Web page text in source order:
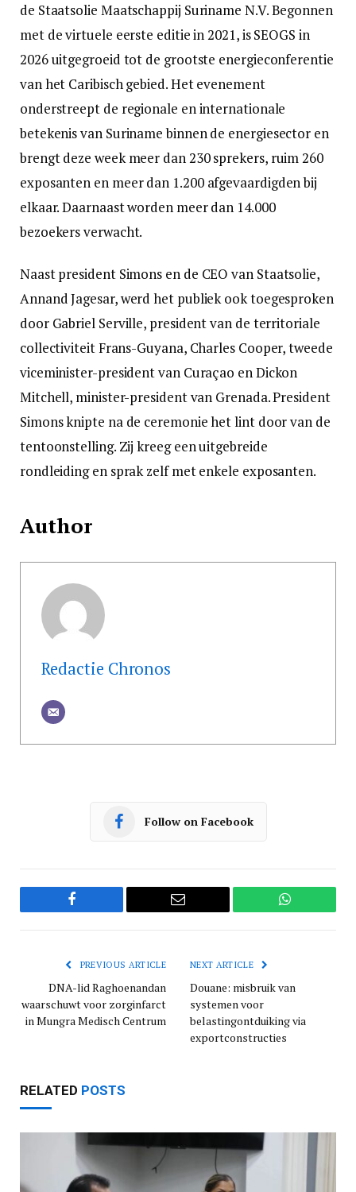
de Staatsolie Maatschappij Suriname N.V. Begonnen
met de virtuele eerste editie in 2021, is SEOGS in
2026 uitgegroeid tot de grootste energieconferentie
van het Caribisch gebied. Het evenement
onderstreept de regionale en internationale
betekenis van Suriname binnen de energiesector en
brengt deze week meer dan 230 sprekers, ruim 260
exposanten en meer dan 1.200 afgevaardigden bij
elkaar. Daarnaast worden meer dan 14.000
bezoekers verwacht.
Naast president Simons en de CEO van Staatsolie,
Annand Jagesar, werd het publiek ook toegesproken
door Gabriel Serville, president van de territoriale
collectiviteit Frans-Guyana, Charles Cooper, tweede
viceminister-president van Curaçao en Dickon
Mitchell, minister-president van Grenada. President
Simons knipte na de ceremonie het lint door van de
tentoonstelling. Zij kreeg een uitgebreide
rondleiding en sprak zelf met enkele exposanten.
Author
Redactie Chronos
Follow on Facebook
Facebook Email WhatsApp
PREVIOUS ARTICLE
DNA-lid Raghoenandan
waarschuwt voor zorginfarct
in Mungra Medisch Centrum
NEXT ARTICLE
Douane: misbruik van
systemen voor
belastingontduiking via
exportconstructies
RELATED POSTS